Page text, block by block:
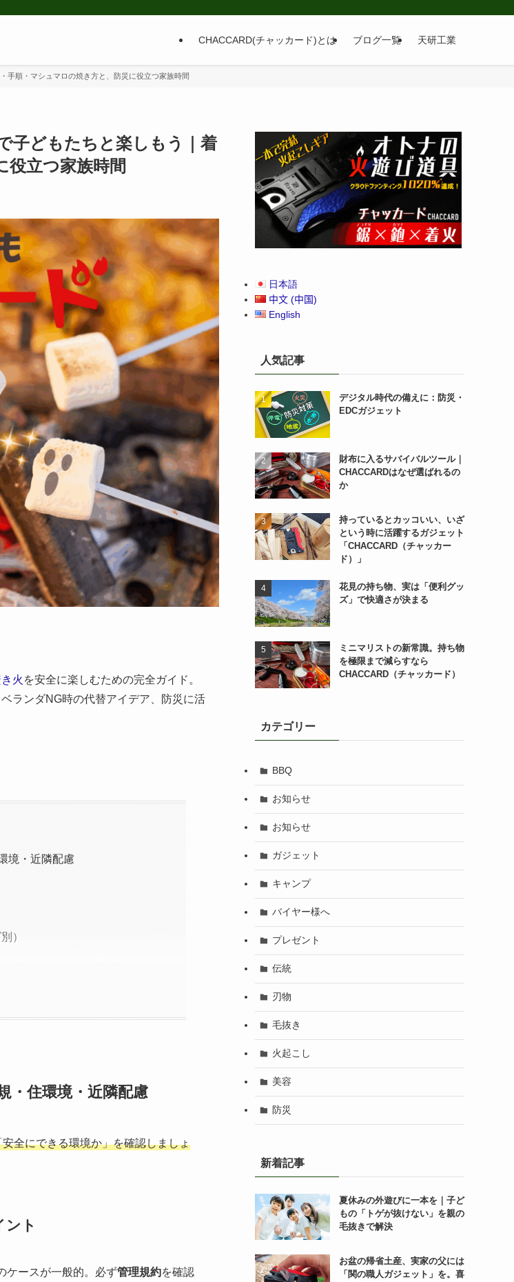
CHACCARD(チャッカード)とは ブログ一覧 天研工業
手順・マシュマロの焼き方と、防災に役立つ家族時間
子どもたちと楽しもう｜着
役立つ家族時間
火 を安全に楽しむための完全ガイド。
ランダNG時の代替アイデア、防災に活
境・近隣配慮
）
・住環境・近隣配慮
全にできる環境か」を確認しましょ
ント
ケースが一般的。必ず管理規約を確認
日本語
中文 (中国)
English
人気記事
デジタル時代の備えに：防災・
EDCガジェット
財布に入るサバイバルツール｜
CHACCARDはなぜ選ばれるの
か
持っているとカッコいい、いざ
という時に活躍するガジェット
「CHACCARD（チャッカー
ド）」
花見の持ち物、実は「便利グッ
ズ」で快適さが決まる
ミニマリストの新常識。持ち物
を極限まで減らすなら
CHACCARD（チャッカード）
カテゴリー
BBQ
お知らせ
お知らせ
ガジェット
キャンプ
バイヤー様へ
プレゼント
伝統
刃物
毛抜き
火起こし
美容
防災
新着記事
夏休みの外遊びに一本を｜子ど
もの「トゲが抜けない」を親の
毛抜きで解決
お盆の帰省土産、実家の父には
「関の職人ガジェット」を。喜